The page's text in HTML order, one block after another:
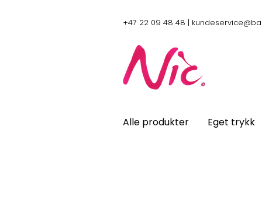
+47 22 09 48 48 |
Alle produkter Eget trykk